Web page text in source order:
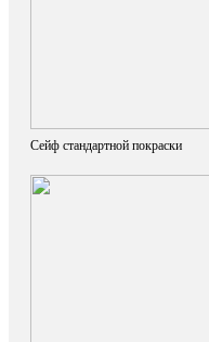
Сейф стандартной покраски